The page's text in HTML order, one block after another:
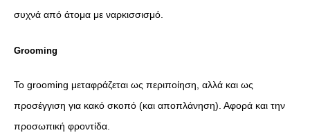
συχνά από άτομα με ναρκισσισμό.
Grooming
Το grooming μεταφράζεται ως περιποίηση, αλλά και ως
προσέγγιση για κακό σκοπό (και αποπλάνηση). Αφορά και την
προσωπική φροντίδα.